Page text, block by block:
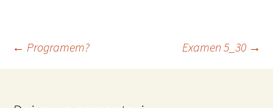
o
k
p
te
Navegació
← Programem? Examen 5_30 →